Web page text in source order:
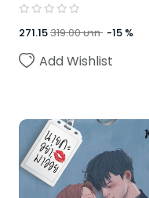
271.15319.00บาท -15 %
Add Wishlist